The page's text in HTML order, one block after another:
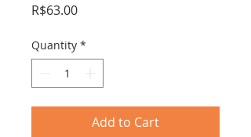
R$63.00Price
Quantity *
Add to Cart